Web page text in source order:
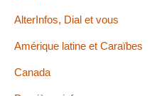
AlterInfos, Dial et vous
Amérique latine et Caraïbes
Canada